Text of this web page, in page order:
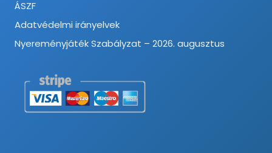
ÁSZF
Adatvédelmi irányelvek
Nyereményjáték Szabályzat – 2026. augusztus